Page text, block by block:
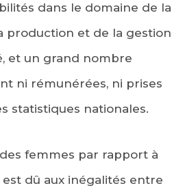
dans le domaine de la
production et de la gestion
et un grand nombre
ni rémunérées, ni prises
statistiques nationales.
femmes par rapport à
dû aux inégalités entre